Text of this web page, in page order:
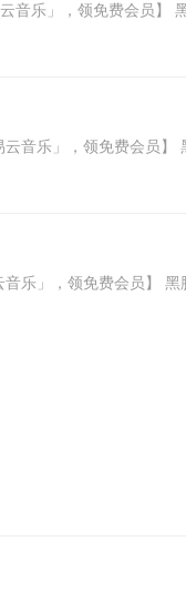
音乐」，领免费会员】
音乐」，领免费会员
乐」，领免费会员】